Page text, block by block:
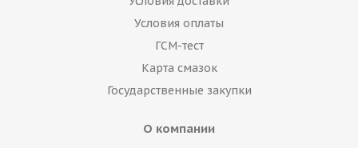
Условия оплаты
ГСМ-тест
Карта смазок
Государственные закупки
О компании